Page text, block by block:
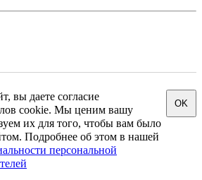
вы даете согласие
cookie. Мы ценим вашу
их для того, чтобы вам было
Подробнее об этом в нашей
персональной
OK